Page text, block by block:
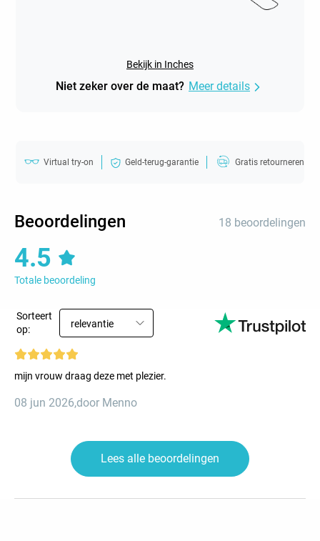
Bekijk in Inches
Niet zeker over de maat? Meer details
Virtual try-on Geld-terug-garantie Gratis retourneren
Beoordelingen 18 beoordelingen
4.5
Totale beoordeling
Sorteert
op:
relevantie
mijn vrouw draag deze met plezier.
08 jun 2026,door Menno
Lees alle beoordelingen